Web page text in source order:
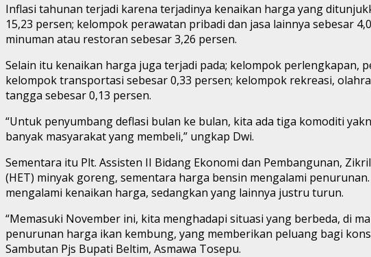
Inflasi tahunan terjadi karena terjadinya kenaikan harga yang
15,23 persen; kelompok perawatan pribadi dan jasa lainnya sebesar
minuman atau restoran sebesar 3,26 persen.
Selain itu kenaikan harga juga terjadi pada; kelompok perlengkapan,
kelompok transportasi sebesar 0,33 persen; kelompok rekreasi,
tangga sebesar 0,13 persen.
“Untuk penyumbang deflasi bulan ke bulan, kita ada tiga komoditi
banyak masyarakat yang membeli,” ungkap Dwi.
Sementara itu Plt. Assisten II Bidang Ekonomi dan Pembangunan,
(HET) minyak goreng, sementara harga bensin mengalami
mengalami kenaikan harga, sedangkan yang lainnya justru turun.
“Memasuki November ini, kita menghadapi situasi yang berbeda, di
penurunan harga ikan kembung, yang memberikan peluang bagi
Sambutan Pjs Bupati Beltim, Asmawa Tosepu.